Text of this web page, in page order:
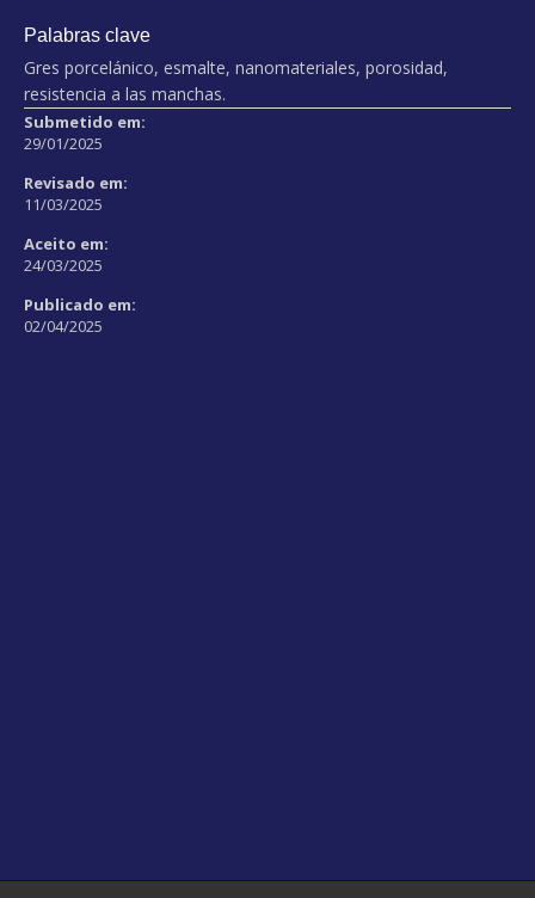
Palabras clave
Gres porcelánico, esmalte, nanomateriales, porosidad,
resistencia a las manchas.
Submetido em:
29/01/2025
Revisado em:
11/03/2025
Aceito em:
24/03/2025
Publicado em:
02/04/2025